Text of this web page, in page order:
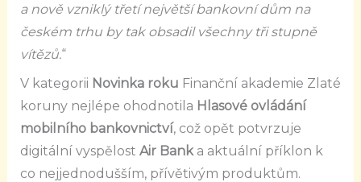
a nově vzniklý třetí největší bankovní dům na
českém trhu by tak obsadil všechny tři stupně
vítězů.“
V kategorii Novinka roku Finanční akademie Zlaté
koruny nejlépe ohodnotila Hlasové ovládání
mobilního bankovnictví, což opět potvrzuje
digitální vyspělost Air Bank a aktuální příklon k
co nejjednodušším, přívětivým produktům.